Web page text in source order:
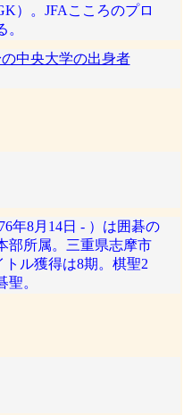
）。JFAこころのプロ
中央大学の出身者
年8月14日 - ）は囲碁の
部所属。三重県志摩市
ル獲得は8期。棋聖2
。